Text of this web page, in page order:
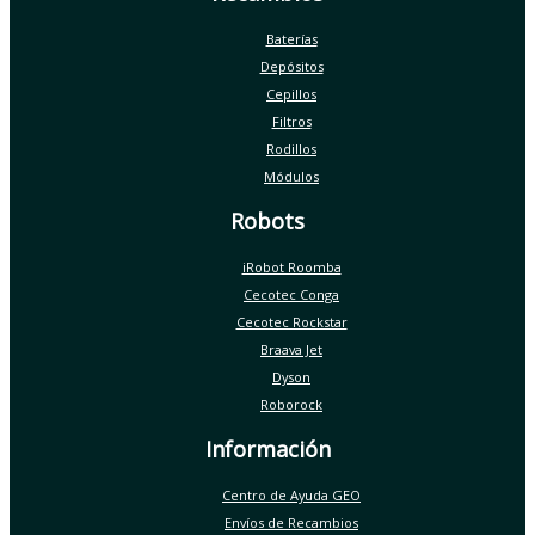
Baterías
Depósitos
Cepillos
Filtros
Rodillos
Módulos
Robots
iRobot Roomba
Cecotec Conga
Cecotec Rockstar
Braava Jet
Dyson
Roborock
Información
Centro de Ayuda GEO
Envíos de Recambios